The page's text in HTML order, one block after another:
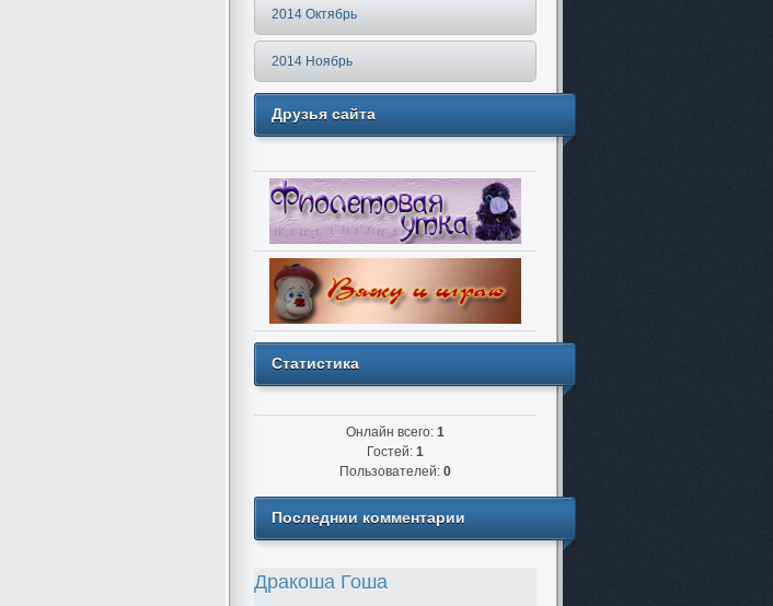
2014 Октябрь
2014 Ноябрь
Друзья сайта
Статистика
Онлайн всего: 1
Гостей: 1
Пользователей: 0
Последнии комментарии
Дракоша Гоша